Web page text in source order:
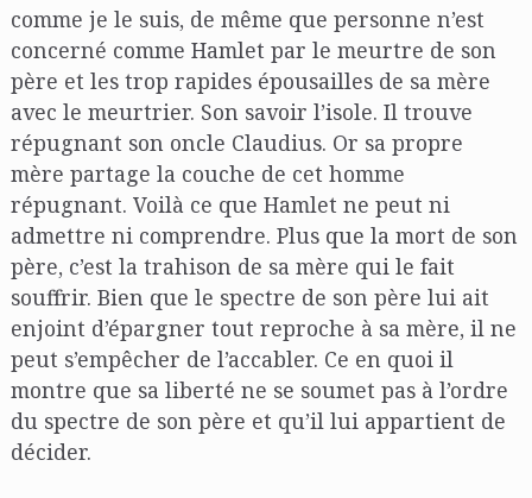
comme je le suis, de même que personne n’est
concerné comme Hamlet par le meurtre de son
père et les trop rapides épousailles de sa mère
avec le meurtrier. Son savoir l’isole. Il trouve
répugnant son oncle Claudius. Or sa propre
mère partage la couche de cet homme
répugnant. Voilà ce que Hamlet ne peut ni
admettre ni comprendre. Plus que la mort de son
père, c’est la trahison de sa mère qui le fait
souffrir. Bien que le spectre de son père lui ait
enjoint d’épargner tout reproche à sa mère, il ne
peut s’empêcher de l’accabler. Ce en quoi il
montre que sa liberté ne se soumet pas à l’ordre
du spectre de son père et qu’il lui appartient de
décider.